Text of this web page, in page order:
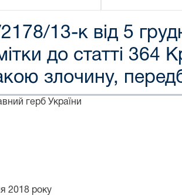
13-к від 5
до статті 364
злочину,
2018 року